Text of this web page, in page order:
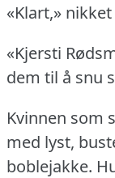
«Klart,»
«Kjersti
dem til å snu
Kvinnen som
med lyst,
boblejakke.